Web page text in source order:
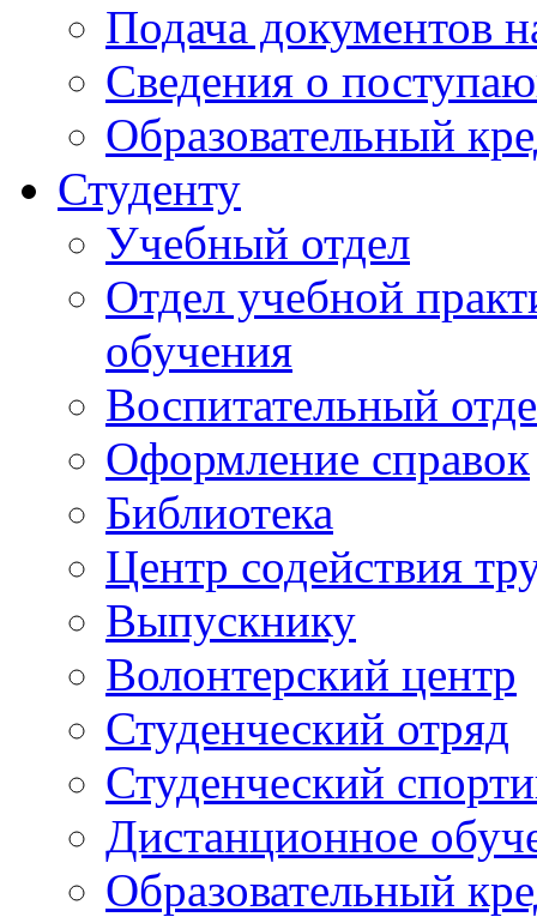
Подача документов
Сведения о
Образовательный
Студенту
Учебный отдел
Отдел учебной
обучения
Воспитательный
Оформление справок
Библиотека
Центр содействия
Выпускнику
Волонтерский центр
Студенческий отряд
Студенческий
Дистанционное
Образовательный